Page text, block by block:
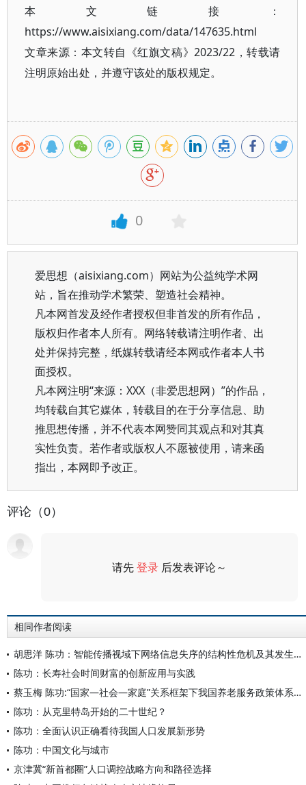
本文链接：
https://www.aisixiang.com/data/147635.html
文章来源：本文转自《红旗文稿》2023/22，转载请
注明原始出处，并遵守该处的版权规定。
0
爱思想（aisixiang.com）网站为公益纯学术网
站，旨在推动学术繁荣、塑造社会精神。
凡本网首发及经作者授权但非首发的所有作品，
版权归作者本人所有。网络转载请注明作者、出
处并保持完整，纸媒转载请经本网或作者本人书
面授权。
凡本网注明“来源：XXX（非爱思想网）”的作品，
均转载自其它媒体，转载目的在于分享信息、助
推思想传播，并不代表本网赞同其观点和对其真
实性负责。若作者或版权人不愿被使用，请来函
指出，本网即予改正。
评论（0）
请先登录 后发表评论～
相同作者阅读
胡思洋 陈功：智能传播视域下网络信息失序的结构性危机及其发生机制和规制理路
陈功：长寿社会时间财富的创新应用与实践
蔡玉梅 陈功:“国家—社会—家庭”关系框架下我国养老服务政策体系建构的内在逻辑及路径
陈功：从克里特岛开始的二十世纪？
陈功：全面认识正确看待我国人口发展新形势
陈功：中国文化与城市
京津冀“新首都圈”人口调控战略方向和路径选择